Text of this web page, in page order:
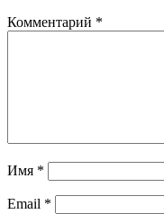
Комментарий *
Имя *
Email *